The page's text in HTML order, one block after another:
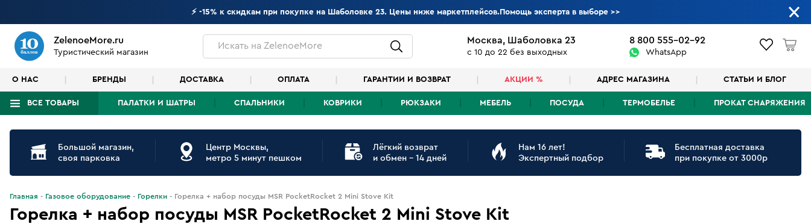
⚡ -15% к скидкам при покупке на Шаболовке 23. Цены ниже маркетплейсов.Помощь эксперта в выборе>>
ZelenoeMore.ru
Туристический магазин
Искатьна ZelenoeMore
Москва, Шаболовка 23
с 10 до 22 без выходных
8 800 555-02-92
WhatsApp
О НАС БРЕНДЫ ДОСТАВКА ОПЛАТА ГАРАНТИИ И ВОЗВРАТ АКЦИИ % АДРЕС МАГАЗИНА СТАТЬИ И БЛОГ
ВСЕ ТОВАРЫ ПАЛАТКИ И ШАТРЫ СПАЛЬНИКИ КОВРИКИ РЮКЗАКИ МЕБЕЛЬ ПОСУДА ТЕРМОБЕЛЬЕ ПРОКАТ СНАРЯЖЕНИЯ
Что будем искать?
Большой магазин,
своя парковка
Центр Москвы,
метро 5 минут пешком
Лёгкий возврат
и обмен - 14 дней
Нам 16 лет!
Экспертный подбор
Бесплатная доставка
при покупке от 3000р
Главная Газовое оборудование Горелки Горелка + набор посуды MSR PocketRocket 2 Mini Stove Kit
Горелка + набор посуды MSR PocketRocket 2 Mini Stove Kit